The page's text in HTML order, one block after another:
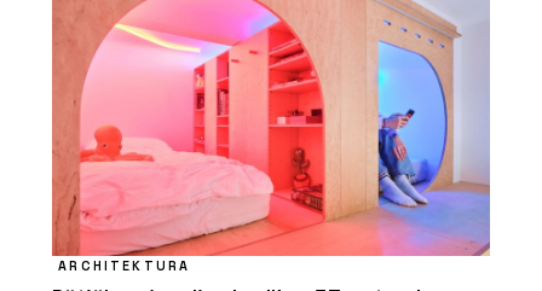
ARCHITEKTURA